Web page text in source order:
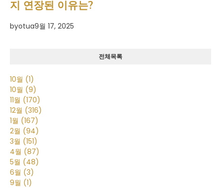
지 연장된 이유는?
byotua9월 17, 2025
전체목록
10월 (1)
10월 (9)
11월 (170)
12월 (316)
1월 (167)
2월 (94)
3월 (151)
4월 (87)
5월 (48)
6월 (3)
9월 (1)